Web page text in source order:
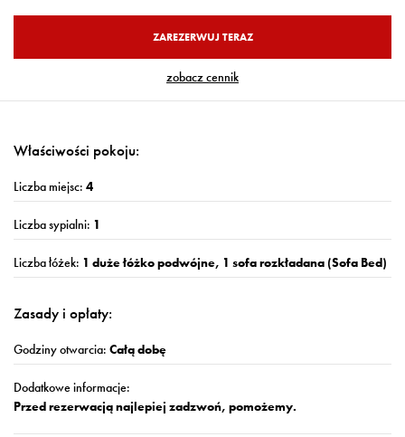
ZAREZERWUJ TERAZ
zobacz cennik
Właściwości pokoju:
Liczba miejsc: 4
Liczba sypialni: 1
Liczba łóżek: 1 duże łóżko podwójne, 1 sofa rozkładana (Sofa Bed)
Zasady i opłaty:
Godziny otwarcia: Całą dobę
Dodatkowe informacje:
Przed rezerwacją najlepiej zadzwoń, pomożemy.